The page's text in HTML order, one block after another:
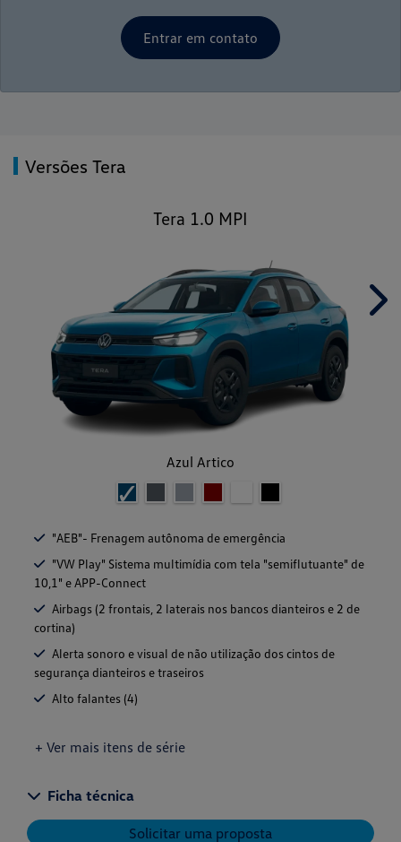
Entrar em contato
Versões Tera
Tera 1.0 MPI
Azul Artico
"AEB"- Frenagem autônoma de emergência
"VW Play" Sistema multimídia com tela "semiflutuante" de
10,1" e APP-Connect
Airbags (2 frontais, 2 laterais nos bancos dianteiros e 2 de
cortina)
Alerta sonoro e visual de não utilização dos cintos de
segurança dianteiros e traseiros
Alto falantes (4)
+ Ver mais itens de série
Ficha técnica
Solicitar uma proposta